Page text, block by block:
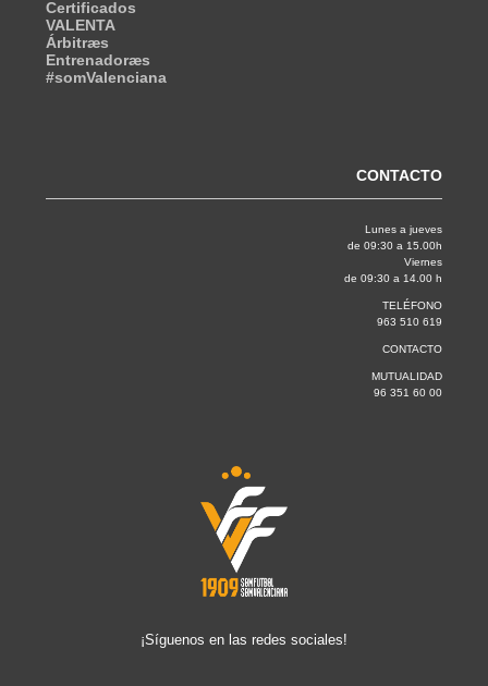
Certificados
VALENTA
Árbitræs
Entrenadoræs
#somValenciana
CONTACTO
Lunes a jueves
de 09:30 a 15.00h
Viernes
de 09:30 a 14.00 h
TELÉFONO
963 510 619
CONTACTO
MUTUALIDAD
96 351 60 00
¡Síguenos en las redes sociales!